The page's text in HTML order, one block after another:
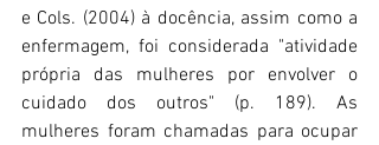
e Cols. (2004) à docência, assim como a
enfermagem, foi considerada "atividade
própria das mulheres por envolver o
cuidado dos outros" (p. 189). As
mulheres foram chamadas para ocupar